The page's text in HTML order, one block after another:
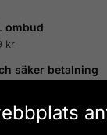
ombud
kr
säker betalning
vanligtvis inom 1-4